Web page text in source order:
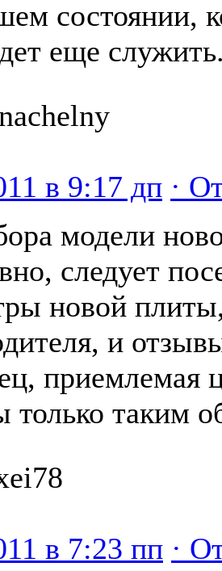
состоянии,
еще
в 9:17 дп ·
модели
следует
новой
и
приемлемая
только таким
в 7:23 пп ·